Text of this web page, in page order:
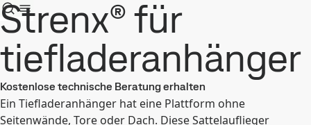
Strenx® für
tiefladeranhänger
Kostenlose technische Beratung erhalten
Ein Tiefladeranhänger hat eine Plattform ohne
Seitenwände, Tore oder Dach. Diese Sattelauflieger